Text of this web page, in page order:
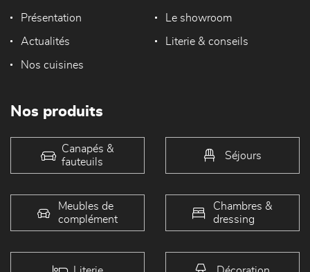
Présentation Le showroom
Actualités Literie & conseils
Nos cuisines
Nos produits
Canapés &
fauteuils
Séjours
Meubles de
complément
Chambres &
dressing